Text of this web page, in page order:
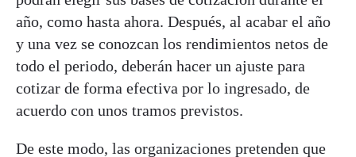
año, como hasta ahora. Después, al acabar el año
y una vez se conozcan los rendimientos netos de
todo el periodo, deberán hacer un ajuste para
cotizar de forma efectiva por lo ingresado, de
acuerdo con unos tramos previstos.
De este modo, las organizaciones pretenden que